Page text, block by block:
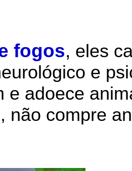
fogos, eles
e
e adoece
não compre